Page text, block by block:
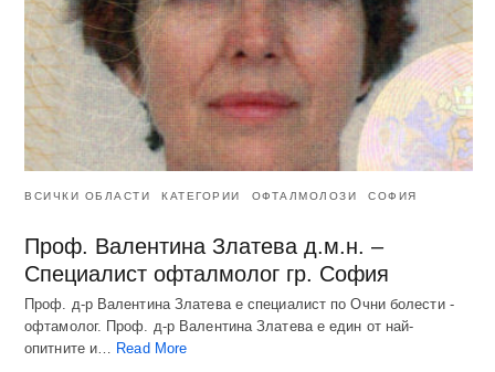
ВСИЧКИ ОБЛАСТИ КАТЕГОРИИ ОФТАЛМОЛОЗИ СОФИЯ
Проф. Валентина Златева д.м.н. –
Специалист офталмолог гр. София
Проф. д-р Валентина Златева е специалист по Очни болести -
офтамолог. Проф. д-р Валентина Златева е един от най-
опитните и… Read More